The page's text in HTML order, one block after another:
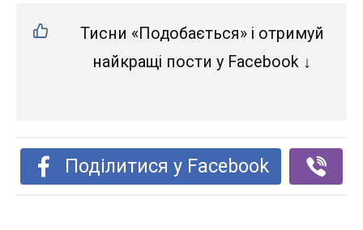
Тисни «Подобається» і отримуй
найкращі пости у Facebook ↓
Поділитися у Facebook